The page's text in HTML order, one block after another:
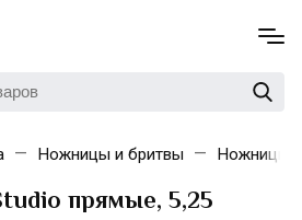
Ножницы и бритвы Ножницы
прямые, 5,25